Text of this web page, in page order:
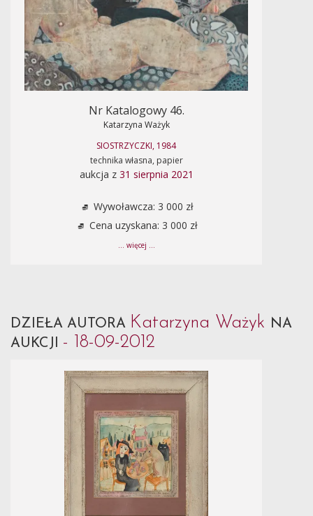
Nr Katalogowy 46.
Katarzyna Ważyk
SIOSTRZYCZKI, 1984
technika własna, papier
aukcja z 31 sierpnia 2021
Wywoławcza: 3 000 zł
Cena uzyskana: 3 000 zł
... więcej ...
DZIEŁA AUTORA Katarzyna Ważyk NA
AUKCJI - 18-09-2012